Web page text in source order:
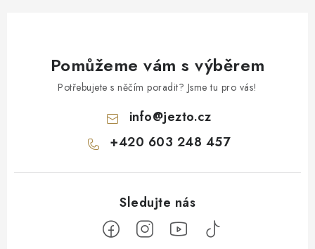
Pomůžeme vám s výběrem
Potřebujete s něčím poradit? Jsme tu pro vás!
info@jezto.cz
+420 603 248 457